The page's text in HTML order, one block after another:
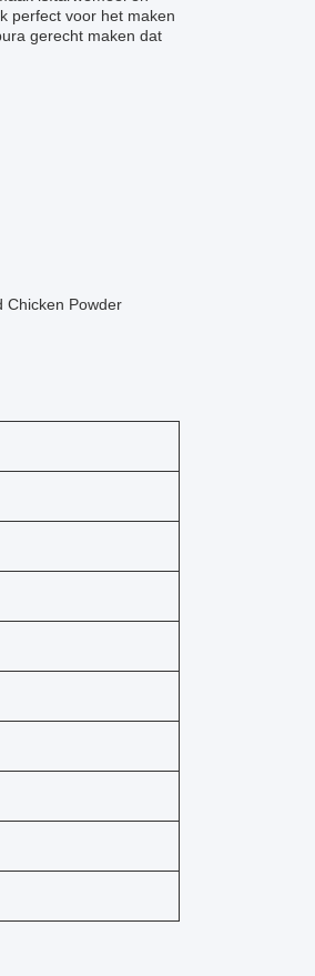
perfect voor het maken
gerecht maken dat
Chicken Powder